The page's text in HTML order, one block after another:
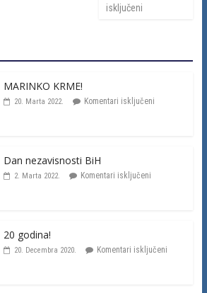
isključeni
MARINKO KRME!
20. Marta 2022. Komentari isključeni
Dan nezavisnosti BiH
2. Marta 2022. Komentari isključeni
20 godina!
20. Decembra 2020. Komentari isključeni